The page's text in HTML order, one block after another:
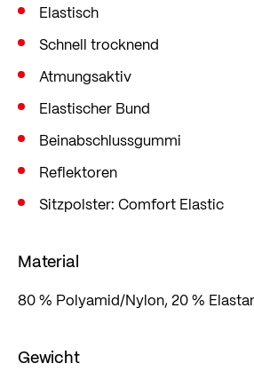
Elastisch
Schnell trocknend
Atmungsaktiv
Elastischer Bund
Beinabschlussgummi
Reflektoren
Sitzpolster: Comfort Elastic
Material
80 % Polyamid/Nylon, 20 %
Gewicht